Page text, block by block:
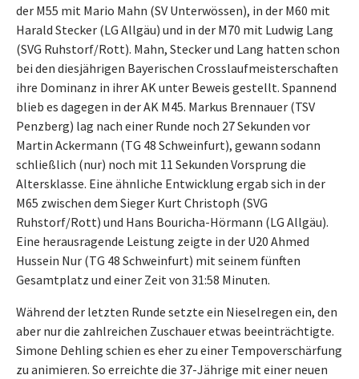
der M55 mit Mario Mahn (SV Unterwössen), in der M60 mit
Harald Stecker (LG Allgäu) und in der M70 mit Ludwig Lang
(SVG Ruhstorf/Rott). Mahn, Stecker und Lang hatten schon
bei den diesjährigen Bayerischen Crosslaufmeisterschaften
ihre Dominanz in ihrer AK unter Beweis gestellt. Spannend
blieb es dagegen in der AK M45. Markus Brennauer (TSV
Penzberg) lag nach einer Runde noch 27 Sekunden vor
Martin Ackermann (TG 48 Schweinfurt), gewann sodann
schließlich (nur) noch mit 11 Sekunden Vorsprung die
Altersklasse. Eine ähnliche Entwicklung ergab sich in der
M65 zwischen dem Sieger Kurt Christoph (SVG
Ruhstorf/Rott) und Hans Bouricha-Hörmann (LG Allgäu).
Eine herausragende Leistung zeigte in der U20 Ahmed
Hussein Nur (TG 48 Schweinfurt) mit seinem fünften
Gesamtplatz und einer Zeit von 31:58 Minuten.
Während der letzten Runde setzte ein Nieselregen ein, den
aber nur die zahlreichen Zuschauer etwas beeinträchtigte.
Simone Dehling schien es eher zu einer Tempoverschärfung
zu animieren. So erreichte die 37-Jährige mit einer neuen